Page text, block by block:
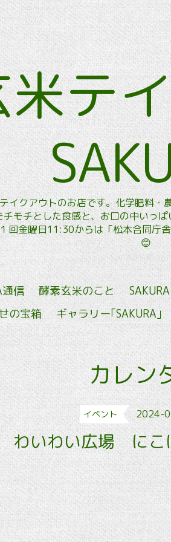
米テ
イクアウトのお店です。化学肥料
モチとした食感と、お口の中いっ
回金曜日11:30からは「松本合同庁
😊
通信 酵素玄米のこと
の宝箱
ギャラリー｢SAKURA｣
カレン
イベント 2024-
わいわい広場 にこ